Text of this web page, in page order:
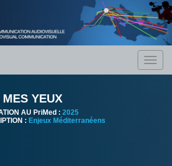
YEUX
AU PriMed : 2025
: Enjeux Méditerranéens